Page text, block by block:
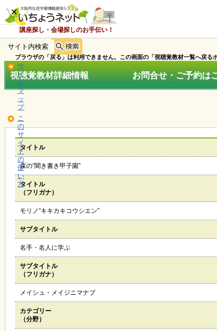
講座探し・会場探しのお手伝い！
×
ホ
ー
ム
知
ら
せ
講
座
・
イ
ベ
ト
施
約
ち
サイト内検索
サ
イ
ト
マ
ッ
プ
こ
の
サ
イ
ト
の
使
い
方
ブラウザの「戻る」は利用できません。この画面の「視聴覚教材一覧へ戻る
視聴覚教材詳細情報 お問合せ・ご予約はこ
タイトル
森の“聞き書き甲子園”
タイトル
（フリガナ）
モリノ“キキカキコウシエン”
サブタイトル
名手・名人に学ぶ
サブタイトル
（フリガナ）
メイシュ・メイジニマナブ
カテゴリー
（分野）